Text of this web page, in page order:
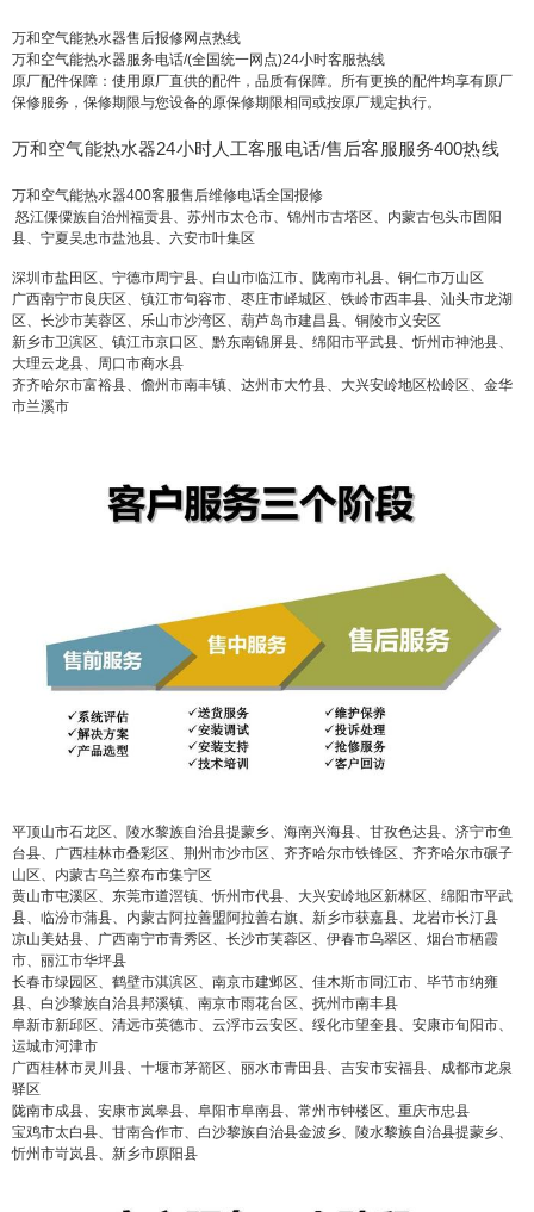
万和空气能热水器售后报修网点热线
万和空气能热水器服务电话/(全国统一网点)24小时客服热线
原厂配件保障：使用原厂直供的配件，品质有保障。所有更换的配件均享有原厂
保修服务，保修期限与您设备的原保修期限相同或按原厂规定执行。
万和空气能热水器24小时人工客服电话/售后客服服务400热线
万和空气能热水器400客服售后维修电话全国报修
怒江傈僳族自治州福贡县、苏州市太仓市、锦州市古塔区、内蒙古包头市固阳
县、宁夏吴忠市盐池县、六安市叶集区
深圳市盐田区、宁德市周宁县、白山市临江市、陇南市礼县、铜仁市万山区
广西南宁市良庆区、镇江市句容市、枣庄市峄城区、铁岭市西丰县、汕头市龙湖
区、长沙市芙蓉区、乐山市沙湾区、葫芦岛市建昌县、铜陵市义安区
新乡市卫滨区、镇江市京口区、黔东南锦屏县、绵阳市平武县、忻州市神池县、
大理云龙县、周口市商水县
齐齐哈尔市富裕县、儋州市南丰镇、达州市大竹县、大兴安岭地区松岭区、金华
市兰溪市
平顶山市石龙区、陵水黎族自治县提蒙乡、海南兴海县、甘孜色达县、济宁市鱼
台县、广西桂林市叠彩区、荆州市沙市区、齐齐哈尔市铁锋区、齐齐哈尔市碾子
山区、内蒙古乌兰察布市集宁区
黄山市屯溪区、东莞市道滘镇、忻州市代县、大兴安岭地区新林区、绵阳市平武
县、临汾市蒲县、内蒙古阿拉善盟阿拉善右旗、新乡市获嘉县、龙岩市长汀县
凉山美姑县、广西南宁市青秀区、长沙市芙蓉区、伊春市乌翠区、烟台市栖霞
市、丽江市华坪县
长春市绿园区、鹤壁市淇滨区、南京市建邺区、佳木斯市同江市、毕节市纳雍
县、白沙黎族自治县邦溪镇、南京市雨花台区、抚州市南丰县
阜新市新邱区、清远市英德市、云浮市云安区、绥化市望奎县、安康市旬阳市、
运城市河津市
广西桂林市灵川县、十堰市茅箭区、丽水市青田县、吉安市安福县、成都市龙泉
驿区
陇南市成县、安康市岚皋县、阜阳市阜南县、常州市钟楼区、重庆市忠县
宝鸡市太白县、甘南合作市、白沙黎族自治县金波乡、陵水黎族自治县提蒙乡、
忻州市岢岚县、新乡市原阳县
false 给undefined打赏